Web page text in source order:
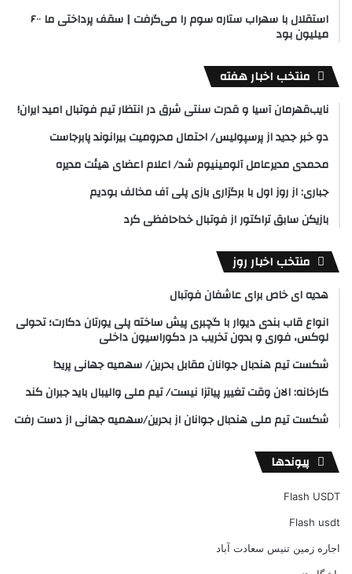
استقلال با سهراب ستاره سوم را می‌گرفت | سقف پرداختی ما ۶۰۰
میلیون بود
منتخب اخبار هفته
نایب‌قهرمان آسیا و قدرت سنتی شرق در انتظار تیم فوتبال امید ایران!
دو خبر جدید از پرسپولیس/ احتمال محرومیت بیرانوند پابرجاست
محمدی مدیرعامل آلومینیوم شد/ اعلام اعضای هیئت‌ مدیره
جباری: از روز اول با برگزاری بازی پلی آف مخالف بودیم
بازیکن سابق تراکتور از فوتبال خداحافظی کرد
منتخب اخبار روز
هدیه ای خاص برای عاشفان فوتبال
انواع قاب بندی دیوار با گچبری پیش ساخته پلی یورتان دکارت؛ تحولی
لوکس، فوری و بدون تخریب در دکوراسیون داخلی
شکست تیم هندبال جوانان مقابل بحرین/ سهمیه جهانی پرید!
کارخانه: الان وقت تغییر پیاتزا نیست/ تیم ملی والیبال باید جبران کند
شکست تیم ملی هندبال جوانان از بحرین/سهمیه جهانی از دست رفت
پیوندها
Flash USDT
Flash usdt
اجاره زمین تنیس سعادت آباد